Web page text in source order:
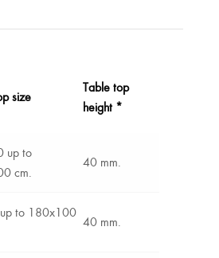
size
Table top
height *
up to
cm.
40 mm.
to 180x100
40 mm.